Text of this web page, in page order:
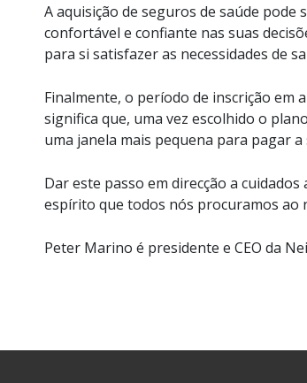
A aquisição de seguros de saúde
confortável e confiante nas suas
para si satisfazer as necessidades de
Finalmente, o período de inscrição em
significa que, uma vez escolhido o
uma janela mais pequena para pagar
Dar este passo em direcção a
espírito que todos nós procuramos ao
Peter Marino é presidente e CEO da